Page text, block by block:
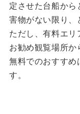
定させた台船か
害物がない限り、
ただし、有料エ
お勧め観覧場所か
無料でのおすすめ
す。